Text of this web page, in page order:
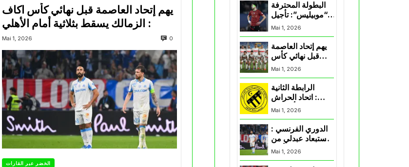
يهم إتحاد العاصمة قبل نهائي كأس اكاف
Mai 1, 2026 0
الخضر عبر القارات
البطولة المحترفة
“موبيليس”: تأجيل
مباراة إتحاد
العاصمة وأتلتيك
بارادو
Mai 1, 2026
يهم إتحاد العاصمة
قبل نهائي كأس
اكاف : الزمالك
يسقط بثلاثية أمام
Mai 1, 2026
الرابطة الثانية
: اتحاد الحراش
يحسم التأهل إلى
“البلاي أوف”
Mai 1, 2026
الدوري الفرنسي :
استبعاد عبدلي من
قائمة مرسيليا أمام
Mai 1, 2026